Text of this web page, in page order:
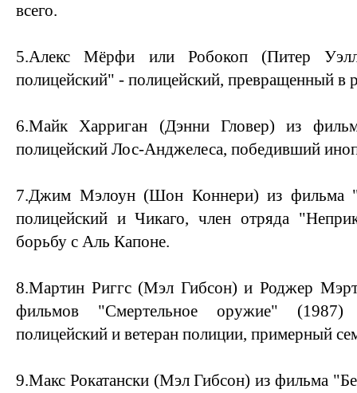
всего.
5.Алекс Мёрфи или Робокоп (Питер
полицейский" - полицейский, превращенный в
6.Майк Харриган (Дэнни Гловер) из
полицейский Лос-Анджелеса, победивший
7.Джим Мэлоун (Шон Коннери) из фильма
полицейский и Чикаго, член отряда
борьбу с Аль Капоне.
8.Мартин Риггс (Мэл Гибсон) и Роджер
фильмов "Смертельное оружие"
полицейский и ветеран полиции, примерный
9.Макс Рокатански (Мэл Гибсон) из фильма